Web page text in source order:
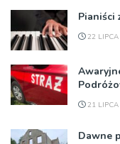
Pianiści
22
21
Dawne